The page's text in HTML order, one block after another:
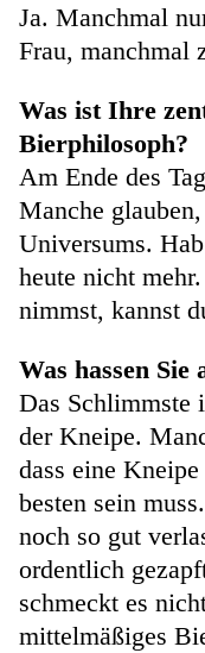
Ja. Manchmal
Frau, manchmal
Was ist Ihre
Bierphilosoph?
Am Ende des
Manche
Universums.
heute nicht
nimmst, kannst
Was hassen
Das Schlimmste
der Kneipe.
dass eine
besten sein
noch so gut
ordentlich
schmeckt es
mittelmäßiges